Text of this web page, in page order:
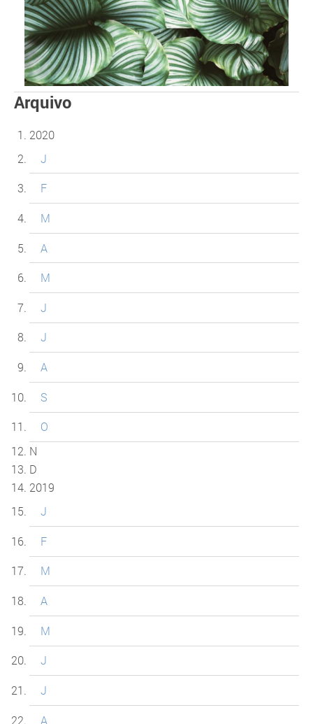
Arquivo
2020
J
F
M
A
M
J
J
A
S
O
N
D
2019
J
F
M
A
M
J
J
A